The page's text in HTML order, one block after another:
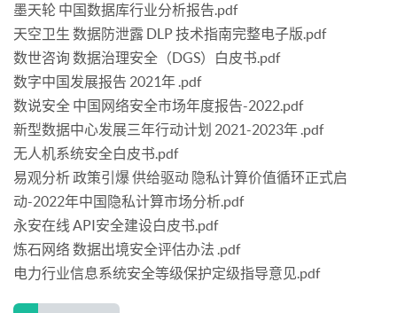
墨天轮 中国数据库行业分析报告.pdf
天空卫生 数据防泄露 DLP 技术指南完整电子版.pdf
数世咨询 数据治理安全（DGS）白皮书.pdf
数字中国发展报告 2021年 .pdf
数说安全 中国网络安全市场年度报告-2022.pdf
新型数据中心发展三年行动计划 2021-2023年 .pdf
无人机系统安全白皮书.pdf
易观分析 政策引爆 供给驱动 隐私计算价值循环正式启
动-2022年中国隐私计算市场分析.pdf
永安在线 API安全建设白皮书.pdf
炼石网络 数据出境安全评估办法 .pdf
电力行业信息系统安全等级保护定级指导意见.pdf